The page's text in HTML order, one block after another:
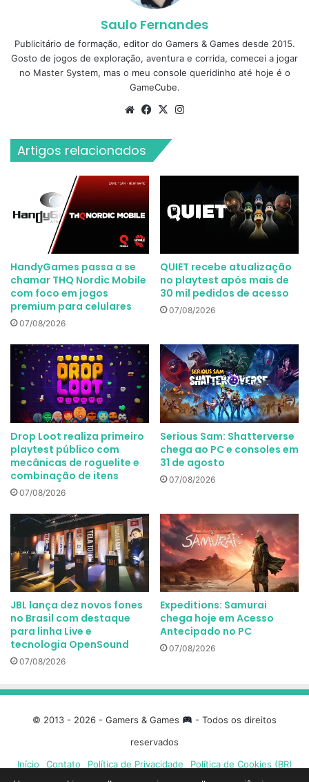
Saulo Fernandes
Publicitário de formação, editor do Gamers & Games desde 2015.
Gosto de jogos de exploração, aventura e corrida, comecei a jogar
no Master System, mas o meu console queridinho até hoje é o
GameCube.
WebsiteFacebook
X
Artigos relacionados
HandyGames passa a se
chamar THQ Nordic Mobile
com foco em jogos
premium para celulares
07/08/2026
QUIET recebe atualização
no playtest após mais de
30 mil pedidos de acesso
07/08/2026
Drop Loot realiza primeiro
playtest público com
mecânicas de roguelite e
combinação de itens
07/08/2026
Serious Sam: Shatterverse
chega ao PC e consoles em
31 de agosto
07/08/2026
JBL lança dez novos fones
no Brasil com destaque
para linha Live e
tecnologia OpenSound
07/08/2026
Expeditions: Samurai
chega hoje em Acesso
Antecipado no PC
07/08/2026
© 2013 - 2026 - Gamers & Games
- Todos os direitos
reservados
Início
Contato Política de Privacidade Política de Cookies (BR)